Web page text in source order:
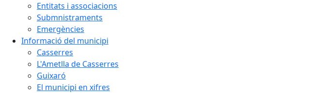
Entitats i associacions
Submnistraments
Emergències
Informació del municipi
Casserres
L'Ametlla de Casserres
Guixaró
El municipi en xifres